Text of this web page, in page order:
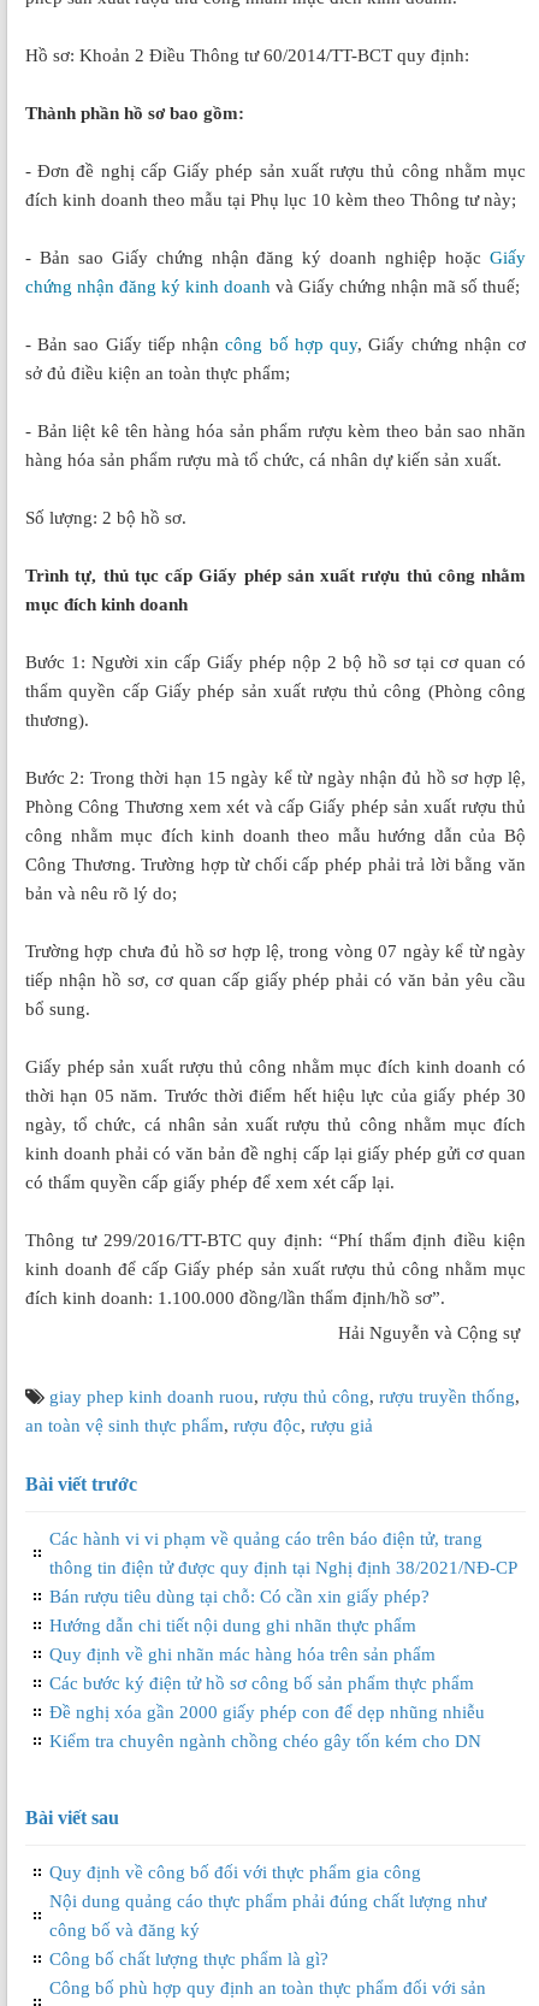
Hồ sơ: Khoản 2 Điều Thông tư 60/2014/TT-BCT quy định:
Thành phần hồ sơ bao gồm:
- Đơn đề nghị cấp Giấy phép sản xuất rượu thủ công nhằm mục
đích kinh doanh theo mẫu tại Phụ lục 10 kèm theo Thông tư này;
- Bản sao Giấy chứng nhận đăng ký doanh nghiệp hoặc Giấy
chứng nhận đăng ký kinh doanh và Giấy chứng nhận mã số thuế;
- Bản sao Giấy tiếp nhậncông bố hợp quy, Giấy chứng nhận cơ
sở đủ điều kiện an toàn thực phẩm;
- Bản liệt kê tên hàng hóa sản phẩm rượu kèm theo bản sao nhãn
hàng hóa sản phẩm rượu mà tổ chức, cá nhân dự kiến sản xuất.
Số lượng: 2 bộ hồ sơ.
Trình tự, thủ tục cấp Giấy phép sản xuất rượu thủ công nhằm
mục đích kinh doanh
Bước 1: Người xin cấp Giấy phép nộp 2 bộ hồ sơ tại cơ quan có
thẩm quyền cấp Giấy phép sản xuất rượu thủ công (Phòng công
thương).
Bước 2: Trong thời hạn 15 ngày kể từ ngày nhận đủ hồ sơ hợp lệ,
Phòng Công Thương xem xét và cấp Giấy phép sản xuất rượu thủ
công nhằm mục đích kinh doanh theo mẫu hướng dẫn của Bộ
Công Thương. Trường hợp từ chối cấp phép phải trả lời bằng văn
bản và nêu rõ lý do;
Trường hợp chưa đủ hồ sơ hợp lệ, trong vòng 07 ngày kể từ ngày
tiếp nhận hồ sơ, cơ quan cấp giấy phép phải có văn bản yêu cầu
bổ sung.
Giấy phép sản xuất rượu thủ công nhằm mục đích kinh doanh có
thời hạn 05 năm. Trước thời điểm hết hiệu lực của giấy phép 30
ngày, tổ chức, cá nhân sản xuất rượu thủ công nhằm mục đích
kinh doanh phải có văn bản đề nghị cấp lại giấy phép gửi cơ quan
có thẩm quyền cấp giấy phép để xem xét cấp lại.
Thông tư 299/2016/TT-BTC quy định: “Phí thẩm định điều kiện
kinh doanh để cấp Giấy phép sản xuất rượu thủ công nhằm mục
đích kinh doanh: 1.100.000 đồng/lần thẩm định/hồ sơ”.
Hải Nguyễn và Cộng sự
giay phep kinh doanh ruou, rượu thủ công, rượu truyền thống,
an toàn vệ sinh thực phẩm, rượu độc, rượu giả
Bài viết trước
Các hành vi vi phạm về quảng cáo trên báo điện tử, trang
thông tin điện tử được quy định tại Nghị định 38/2021/NĐ-CP
Bán rượu tiêu dùng tại chỗ: Có cần xin giấy phép?
Hướng dẫn chi tiết nội dung ghi nhãn thực phẩm
Quy định về ghi nhãn mác hàng hóa trên sản phẩm
Các bước ký điện tử hồ sơ công bố sản phẩm thực phẩm
Đề nghị xóa gần 2000 giấy phép con để dẹp nhũng nhiễu
Kiểm tra chuyên ngành chồng chéo gây tốn kém cho DN
Bài viết sau
Quy định về công bố đối với thực phẩm gia công
Nội dung quảng cáo thực phẩm phải đúng chất lượng như
công bố và đăng ký
Công bố chất lượng thực phẩm là gì?
Công bố phù hợp quy định an toàn thực phẩm đối với sản